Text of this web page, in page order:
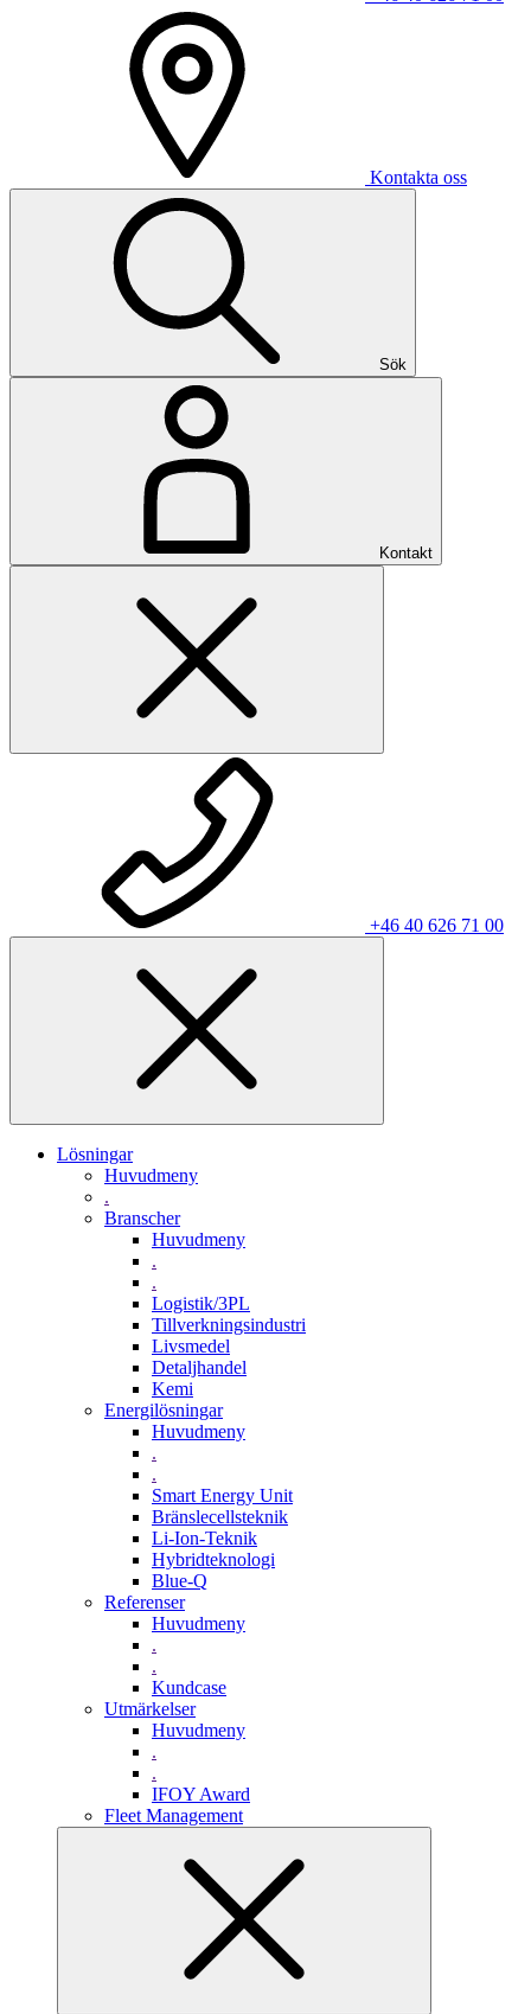
Kontakta oss
Sök
Kontakt
+46 40 626 71 00
Lösningar
Huvudmeny
.
Branscher
Huvudmeny
.
.
Logistik/3PL
Tillverkningsindustri
Livsmedel
Detaljhandel
Kemi
Energilösningar
Huvudmeny
.
.
Smart Energy Unit
Bränslecellsteknik
Li-Ion-Teknik
Hybridteknologi
Blue-Q
Referenser
Huvudmeny
.
.
Kundcase
Utmärkelser
Huvudmeny
.
.
IFOY Award
Fleet Management